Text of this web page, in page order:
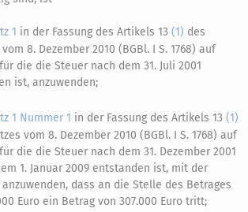
1 in der Fassung des Artikels 13(1) des
8. Dezember 2010 (BGBl. I S. 1768) auf
die die Steuer nach dem 31. Juli 2001
ist, anzuwenden;
1 Nummer 1 in der Fassung des Artikels 13(1)
vom 8. Dezember 2010 (BGBl. I S. 1768) auf
die die Steuer nach dem 31. Dezember 2001
1. Januar 2009 entstanden ist, mit der
anzuwenden, dass an die Stelle des Betrages
Euro ein Betrag von 307.000 Euro tritt;